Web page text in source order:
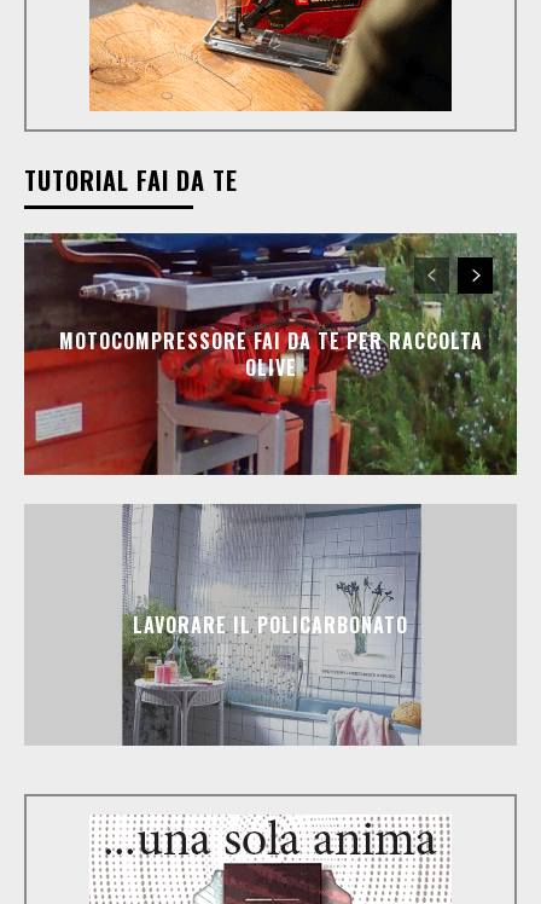
TUTORIAL FAI DA TE
MOTOCOMPRESSORE FAI DA TE PER RACCOLTA
OLIVE
LAVORARE IL POLICARBONATO